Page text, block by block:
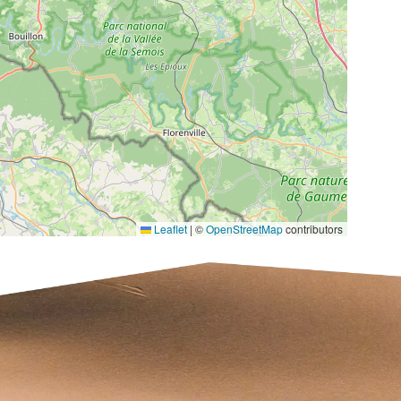
Leaflet | ©OpenStreetMapcontributors